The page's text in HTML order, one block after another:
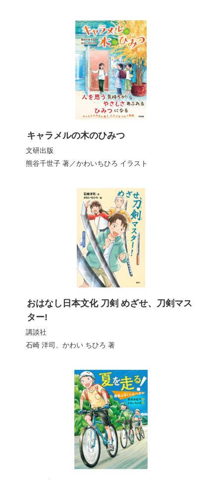
キャラメルの木のひみつ
文研出版
熊谷千世子著／かわいちひろ イラスト
おはなし日本文化 刀剣 めざせ、刀剣マス
ター!
講談社
石崎 洋司
かわい ちひろ 著